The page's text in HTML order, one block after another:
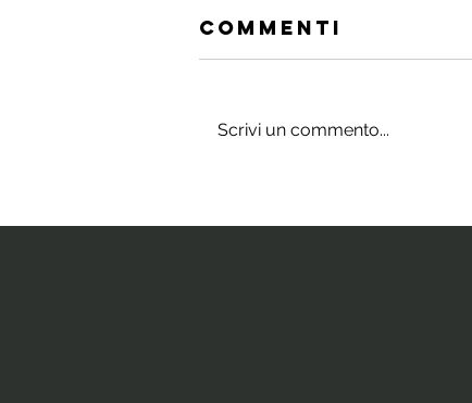
che stimolano
Commenti
Scrivi un commento...